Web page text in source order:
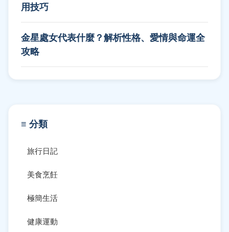
用技巧
金星處女代表什麼？解析性格、愛情與命運全
攻略
≡ 分類
旅行日記
美食烹飪
極簡生活
健康運動